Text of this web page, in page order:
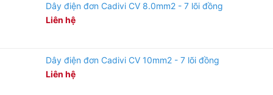
Dây điện đơn Cadivi CV 8.0mm2 - 7 lõi đồng
Liên hệ
Dây điện đơn Cadivi CV 10mm2 - 7 lõi đồng
Liên hệ